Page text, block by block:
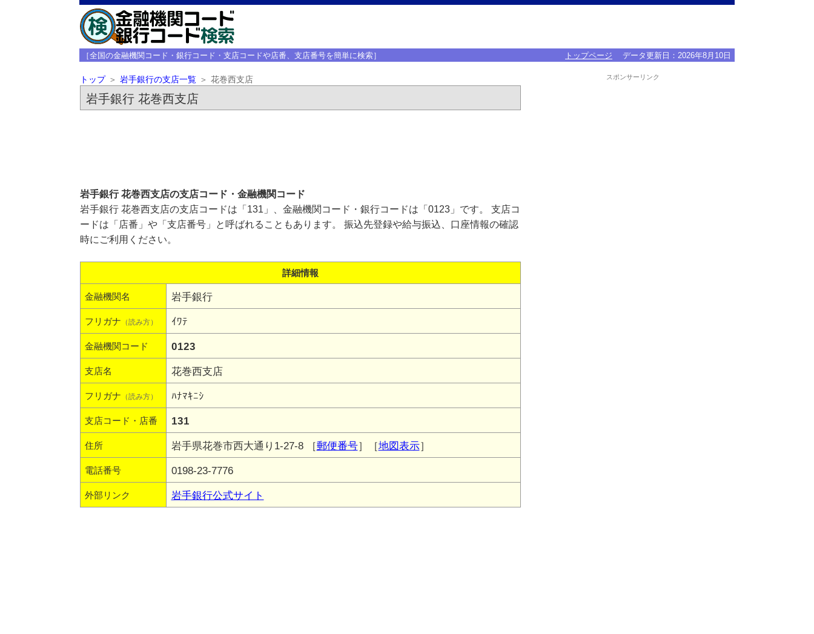
［全国の金融機関コード・銀行コード・支店コードや店番、支店番号を簡単に検索］ トップページ データ更新日： 2026年8月10日
トップ 岩手銀行の支店一覧 花巻西支店
岩手銀行 花巻西支店
岩手銀行 花巻西支店の支店コード・金融機関コード
岩手銀行 花巻西支店の支店コードは「131」、金融機関コード・銀行コードは「0123」です。 支店コ
ードは「店番」や「支店番号」と呼ばれることもあります。 振込先登録や給与振込、口座情報の確認
時にご利用ください。
詳細情報
金融機関名 岩手銀行
フリガナ （読み方） ｲﾜﾃ
金融機関コード 0123
支店名 花巻西支店
フリガナ （読み方） ﾊﾅﾏｷﾆｼ
支店コード・店番 131
住所 岩手県花巻市西大通り1-27-8 ［郵便番号］［地図表示］
電話番号 0198-23-7776
外部リンク 岩手銀行公式サイト
スポンサーリンク